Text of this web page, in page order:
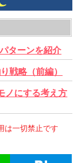
ターンを紹介
戦略（前編）
ノにする考え方
は一切禁止です